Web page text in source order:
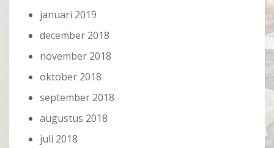
januari 2019
december 2018
november 2018
oktober 2018
september 2018
augustus 2018
juli 2018